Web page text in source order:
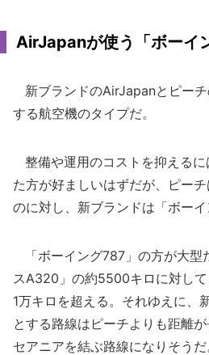
AirJapanが使う「ボーイ
新ブランドのAirJapanとピー
する航空機のタイプだ。
整備や運用のコストを抑えるに
た方が好ましいはずだが、ピー
のに対し、新ブランドは「ボーイ
「ボーイング787」の方が大型
スA320」の約5500キロに対し
1万キロを超える。それゆえに、
とする路線はピーチよりも距離
セアニアを結ぶ路線になりそうだ